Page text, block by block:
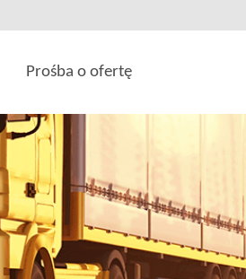
Prośba o ofertę